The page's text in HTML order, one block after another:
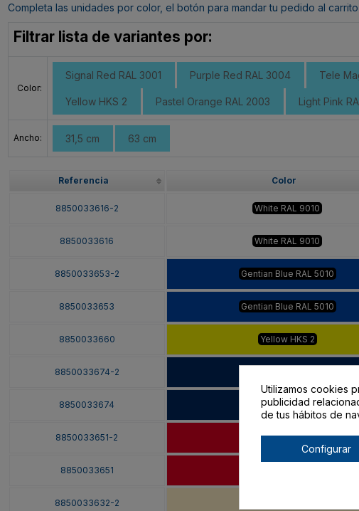
Completa las unidades por color, el botón para mandar tu pedido al
Filtrar lista de variantes por:
Color:
Signal Red RAL 3001 Purple Red RAL 3004 Tele
Yellow HKS 2 Pastel Orange RAL 2003 Light Pink
Ancho: 31,5 cm 63 cm
Referencia Color
8850033616-2 White RAL 9010
8850033616 White RAL 9010
8850033653-2 Gentian Blue RAL 5010
8850033653 Gentian Blue RAL 5010
8850033660 Yellow HKS 2
8850033674-2
8850033674 Steel Blue RAL 5011
8850033651-2 Signal Red RAL 3001
8850033651
8850033632-2
Utilizamos cookies
publicidad
de tus hábitos de
Configurar